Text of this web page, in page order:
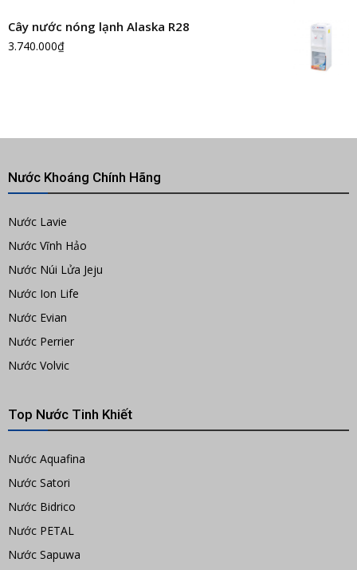
Cây nước nóng lạnh Alaska R28
3.740.000₫
Nước Khoáng Chính Hãng
Nước Lavie
Nước Vĩnh Hảo
Nước Núi Lửa Jeju
Nước Ion Life
Nước Evian
Nước Perrier
Nước Volvic
Top Nước Tinh Khiết
Nước Aquafina
Nước Satori
Nước Bidrico
Nước PETAL
Nước Sapuwa